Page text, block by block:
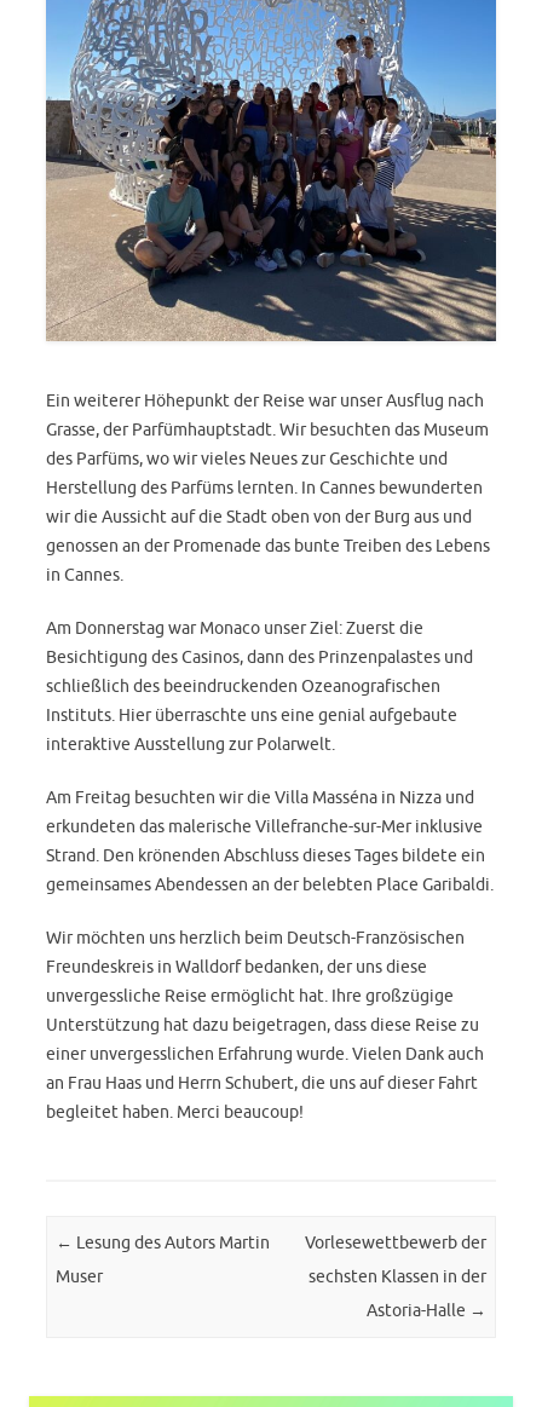
Ein weiterer Höhepunkt der Reise war unser Ausflug nach
Grasse, der Parfümhauptstadt. Wir besuchten das Museum
des Parfüms, wo wir vieles Neues zur Geschichte und
Herstellung des Parfüms lernten. In Cannes bewunderten
wir die Aussicht auf die Stadt oben von der Burg aus und
genossen an der Promenade das bunte Treiben des Lebens
in Cannes.
Am Donnerstag war Monaco unser Ziel: Zuerst die
Besichtigung des Casinos, dann des Prinzenpalastes und
schließlich des beeindruckenden Ozeanografischen
Instituts. Hier überraschte uns eine genial aufgebaute
interaktive Ausstellung zur Polarwelt.
Am Freitag besuchten wir die Villa Masséna in Nizza und
erkundeten das malerische Villefranche-sur-Mer inklusive
Strand. Den krönenden Abschluss dieses Tages bildete ein
gemeinsames Abendessen an der belebten Place Garibaldi.
Wir möchten uns herzlich beim Deutsch-Französischen
Freundeskreis in Walldorf bedanken, der uns diese
unvergessliche Reise ermöglicht hat. Ihre großzügige
Unterstützung hat dazu beigetragen, dass diese Reise zu
einer unvergesslichen Erfahrung wurde. Vielen Dank auch
an Frau Haas und Herrn Schubert, die uns auf dieser Fahrt
begleitet haben. Merci beaucoup!
Post navigation
← Lesung des Autors Martin
Muser
Vorlesewettbewerb der
sechsten Klassen in der
Astoria-Halle →